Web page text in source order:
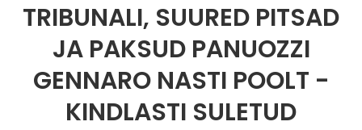
TRIBUNALI, SUURED PITSAD
JA PAKSUD PANUOZZI
GENNARO NASTI POOLT -
KINDLASTI SULETUD